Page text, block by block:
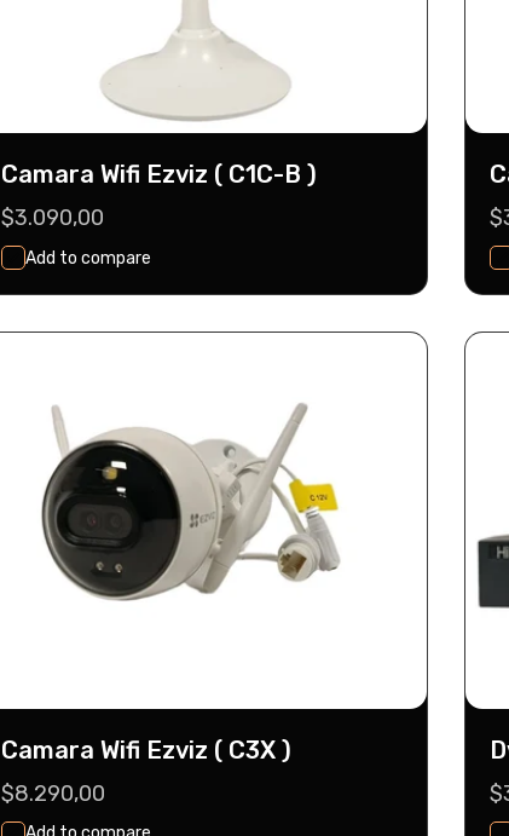
Camara Wifi Ezviz ( C1C-B )
Precio
habitual
$3.090,00
Add to compare
Agregar Al Carrito
Camara Wifi Ezviz ( C3X )
Precio
habitual
$8.290,00